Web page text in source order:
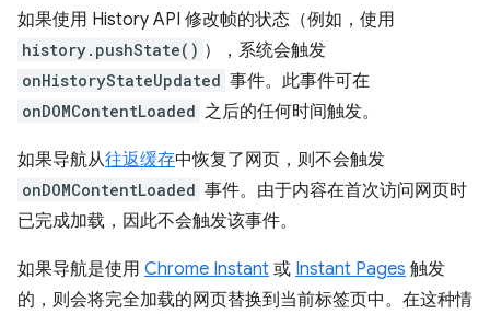
如果使用 History API 修改帧的状态（例如，使用
history.pushState() ），系统会触发
onHistoryStateUpdated 事件。此事件可在
onDOMContentLoaded 之后的任何时间触发。
如果导航从往返缓存中恢复了网页，则不会触发
onDOMContentLoaded 事件。由于内容在首次访问网页时
已完成加载，因此不会触发该事件。
如果导航是使用 Chrome Instant 或 Instant Pages 触发
的，则会将完全加载的网页替换到当前标签页中。在这种情